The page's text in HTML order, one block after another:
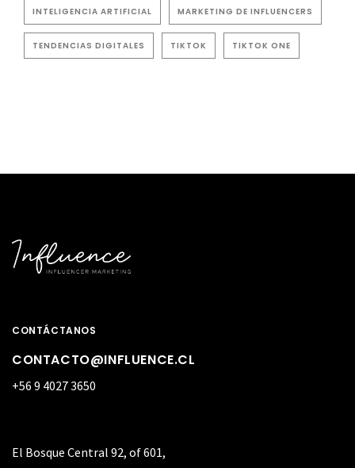
INTELIGENCIA ARTIFICIAL MARKETING DE INFLUENCERS
TENDENCIAS DIGITALES TIKTOK TIKTOK ONE
CONTÁCTANOS
CONTACTO@INFLUENCE.CL
+56 9 4027 3650
El Bosque Central 92, of 601,